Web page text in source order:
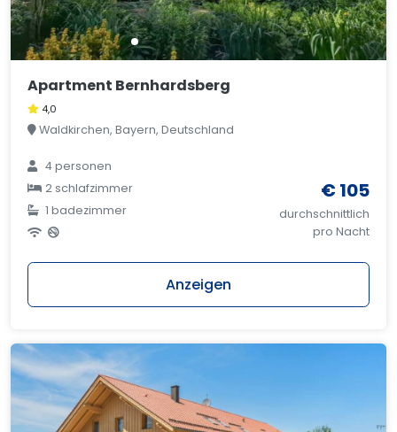
Apartment Bernhardsberg
4,0
Waldkirchen, Bayern, Deutschland
4 personen
2 schlafzimmer
1 badezimmer
€ 105
durchschnittlich
pro Nacht
Anzeigen